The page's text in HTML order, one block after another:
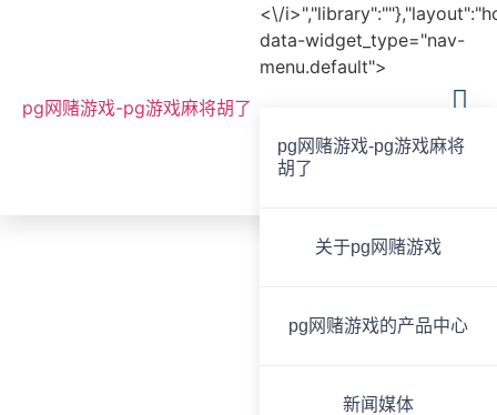
pg网赌游戏-pg游戏麻将胡了
<\/
data-widget_type="nav-
menu.default">
pg网赌游戏-pg游戏麻将
胡了
关于pg网赌游戏
pg网赌游戏的产品中心
新闻媒体
双键对讲终端bvs-pg网赌游戏